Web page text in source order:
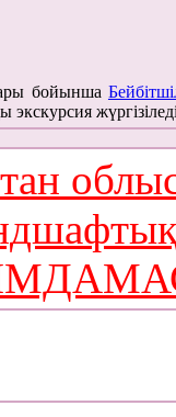
бойынша
экскурсия